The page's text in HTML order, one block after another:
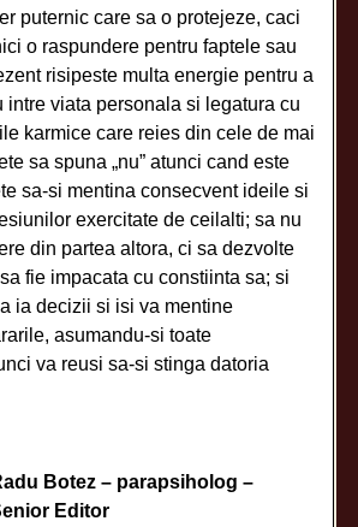
puternic care sa o protejeze, caci
o raspundere pentru faptele sau
risipeste multa energie pentru a
intre viata personala si legatura cu
karmice care reies din cele de mai
sa spuna „nu” atunci cand este
sa-si mentina consecvent ideile si
exercitate de ceilalti; sa nu
din partea altora, ci sa dezvolte
fie impacata cu constiinta sa; si
ia decizii si isi va mentine
asumandu-si toate
va reusi sa-si stinga datoria
Botez – parapsiholog –
Editor